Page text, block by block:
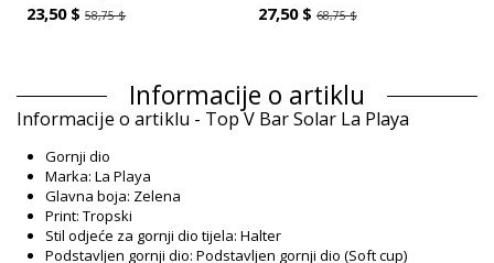
23,50 $58,75 $ 27,50 $ 68,75 $
Informacije o artiklu
Informacije o artiklu - Top V Bar Solar La Playa
Gornji dio
Marka: La Playa
Glavna boja: Zelena
Print: Tropski
Stil odjeće za gornji dio tijela: Halter
Podstavljen gornji dio: Podstavljen gornji dio (Soft cup)